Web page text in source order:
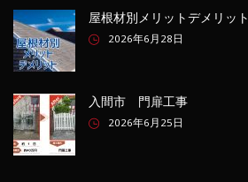
屋根材別メリットデメリット
2026年6月28日
入間市 門扉工事
2026年6月25日